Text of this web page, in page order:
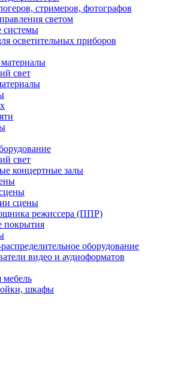
стримеров, фотографов
светом
системы
осветительных приборов
свет
свет
концертные залы
сцены
режиссера (ППР)
покрытия
оборудование
видео и аудиоформатов
мебель
шкафы